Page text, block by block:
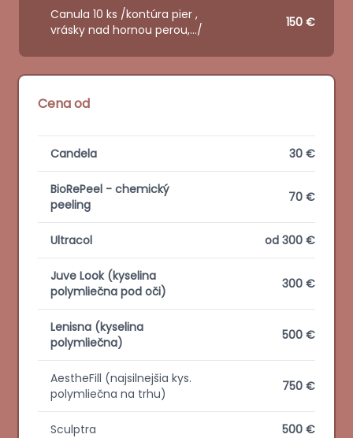
Canula 10 ks /kontúra pier ,
vrásky nad hornou perou,…/
150 €
Cena od
Candela 30 €
BioRePeel - chemický
peeling
70 €
Ultracol od 300 €
Juve Look (kyselina
polymliečna pod oči)
300 €
Lenisna (kyselina
polymliečna)
500 €
AestheFill (najsilnejšia kys.
polymliečna na trhu)
750 €
Sculptra 500 €